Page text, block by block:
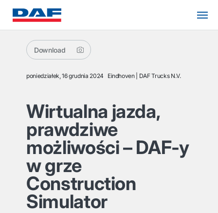
Download
poniedziałek, 16 grudnia 2024 Eindhoven DAF Trucks N.V.
Wirtualna jazda,
prawdziwe
możliwości – DAF-y
w grze
Construction
Simulator